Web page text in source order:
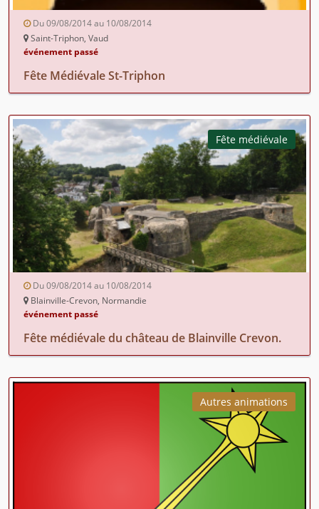
Du 09/08/2014 au 10/08/2014
Saint-Triphon, Vaud
événement passé
Fête Médiévale St-Triphon
Fête médiévale
Du 09/08/2014 au 10/08/2014
Blainville-Crevon, Normandie
événement passé
Fête médiévale du château de Blainville Crevon.
Autres animations